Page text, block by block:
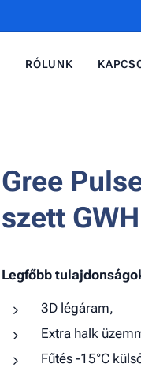
RÓLUNK
Gree
szett
Legfőbb
3D légáram,
Extra halk
Fűtés -15°C